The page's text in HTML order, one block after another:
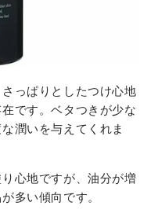
さっぱりとしたつけ心地
です。ベタつきが少な
潤いを与えてくれま
心地ですが、油分が増
多い傾向です。